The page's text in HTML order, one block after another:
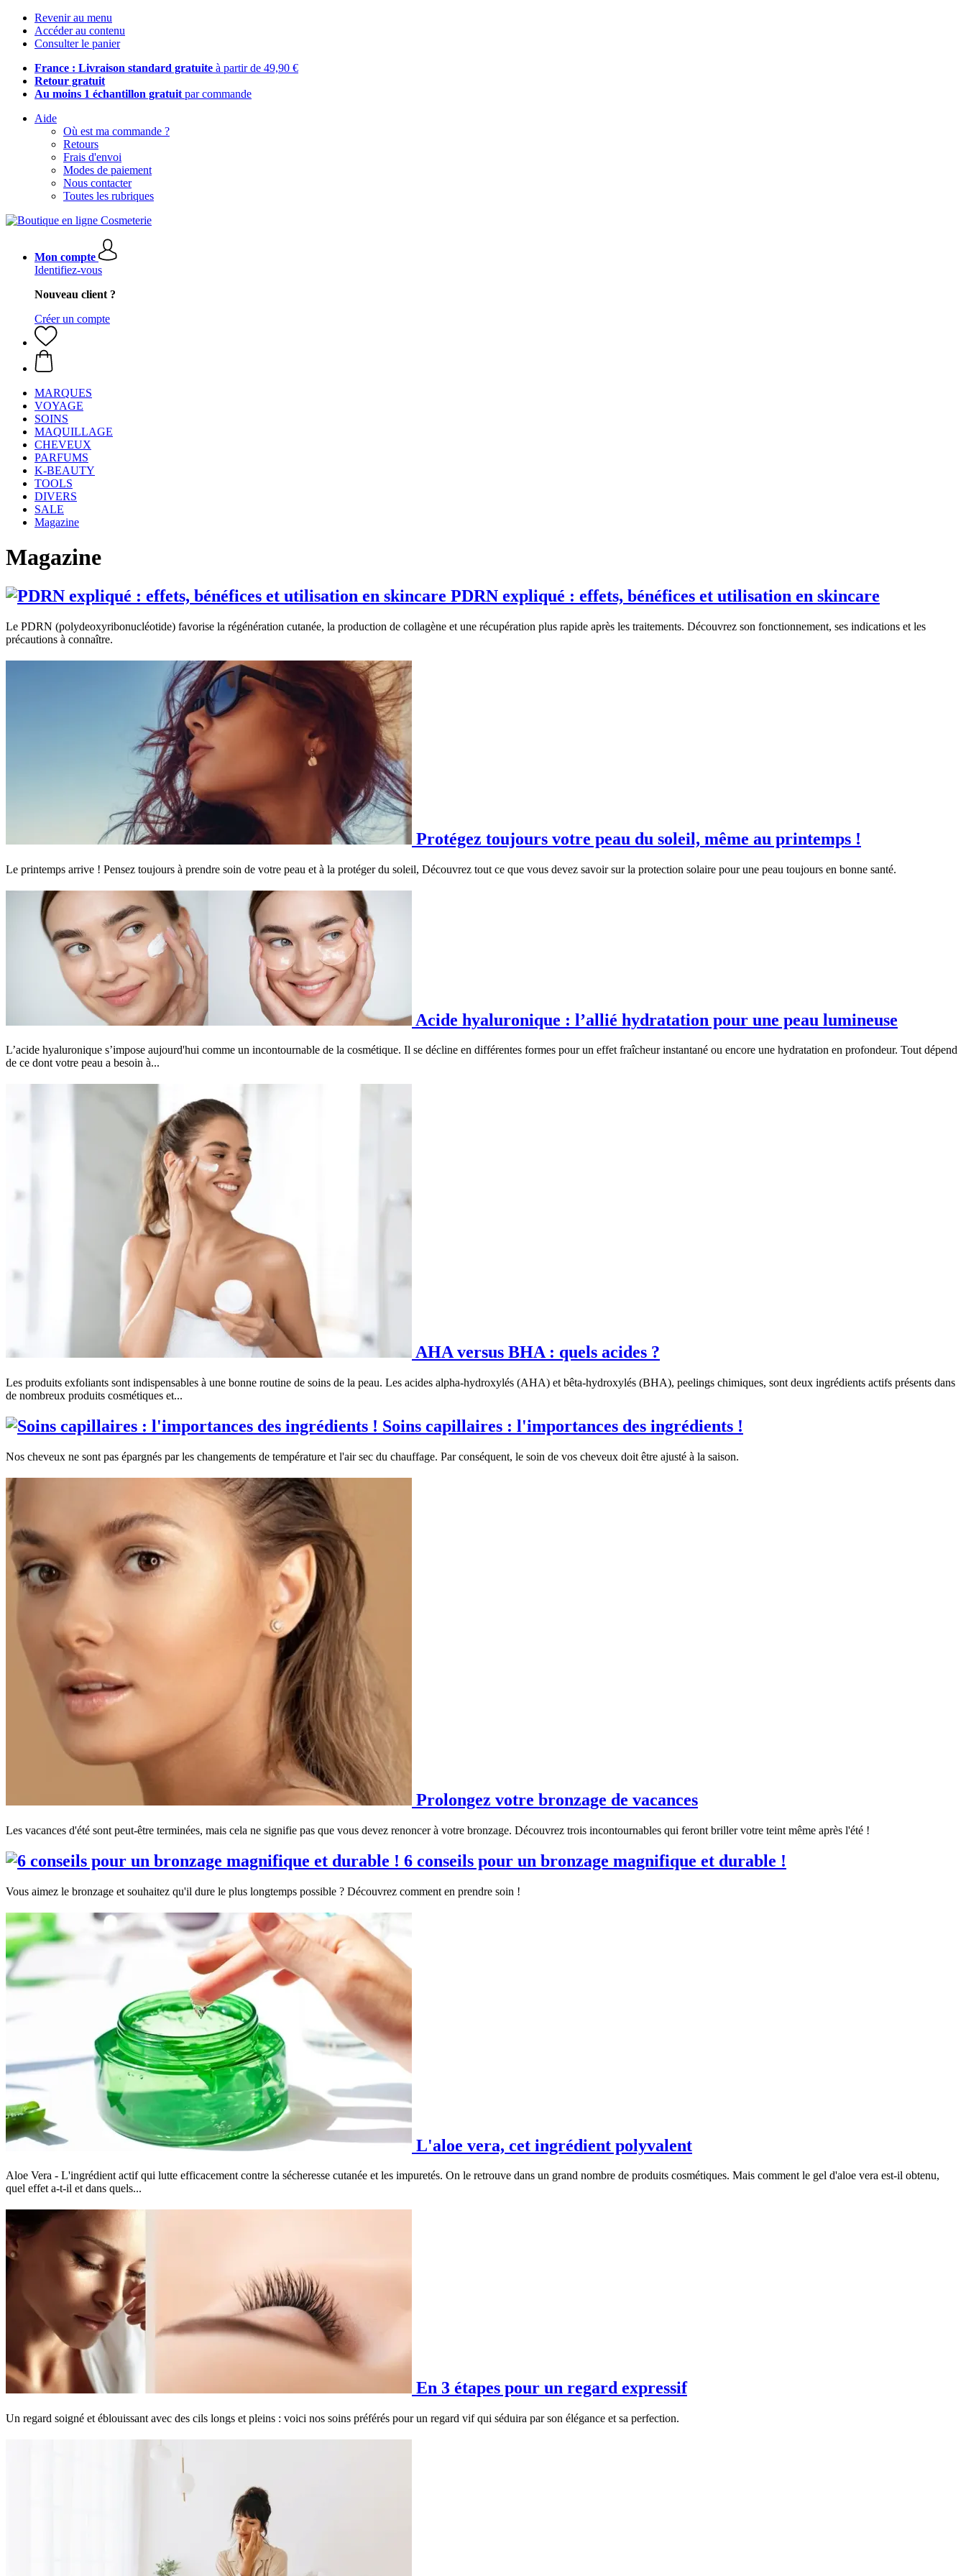
Revenir au menu
Accéder au contenu
Consulter le panier
France : Livraison standard gratuite à partir de 49,90 €
Retour gratuit
Au moins 1 échantillon gratuit par commande
Aide
Où est ma commande ?
Retours
Frais d'envoi
Modes de paiement
Nous contacter
Toutes les rubriques
Mon compte
Identifiez-vous
Nouveau client ?
Créer un compte
MARQUES
VOYAGE
SOINS
MAQUILLAGE
CHEVEUX
PARFUMS
K-BEAUTY
TOOLS
DIVERS
SALE
Magazine
Magazine
PDRN expliqué : effets, bénéfices et utilisation en skincare
Le PDRN (polydeoxyribonucléotide) favorise la régénération cutanée, la production de collagène et une récupération plus rapide après les traitements. Découvrez son fonctionnement, ses indications et les
précautions à connaître.
Protégez toujours votre peau du soleil, même au printemps !
Le printemps arrive ! Pensez toujours à prendre soin de votre peau et à la protéger du soleil, Découvrez tout ce que vous devez savoir sur la protection solaire pour une peau toujours en bonne santé.
Acide hyaluronique : l’allié hydratation pour une peau lumineuse
L’acide hyaluronique s’impose aujourd'hui comme un incontournable de la cosmétique. Il se décline en différentes formes pour un effet fraîcheur instantané ou encore une hydratation en profondeur. Tout dépend
de ce dont votre peau a besoin à...
AHA versus BHA : quels acides ?
Les produits exfoliants sont indispensables à une bonne routine de soins de la peau. Les acides alpha-hydroxylés (AHA) et bêta-hydroxylés (BHA), peelings chimiques, sont deux ingrédients actifs présents dans
de nombreux produits cosmétiques et...
Soins capillaires : l'importances des ingrédients !
Nos cheveux ne sont pas épargnés par les changements de température et l'air sec du chauffage. Par conséquent, le soin de vos cheveux doit être ajusté à la saison.
Prolongez votre bronzage de vacances
Les vacances d'été sont peut-être terminées, mais cela ne signifie pas que vous devez renoncer à votre bronzage. Découvrez trois incontournables qui feront briller votre teint même après l'été !
6 conseils pour un bronzage magnifique et durable !
Vous aimez le bronzage et souhaitez qu'il dure le plus longtemps possible ? Découvrez comment en prendre soin !
L'aloe vera, cet ingrédient polyvalent
Aloe Vera - L'ingrédient actif qui lutte efficacement contre la sécheresse cutanée et les impuretés. On le retrouve dans un grand nombre de produits cosmétiques. Mais comment le gel d'aloe vera est-il obtenu,
quel effet a-t-il et dans quels...
En 3 étapes pour un regard expressif
Un regard soigné et éblouissant avec des cils longs et pleins : voici nos soins préférés pour un regard vif qui séduira par son élégance et sa perfection.